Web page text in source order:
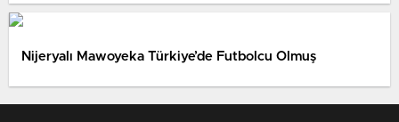
Nijeryalı Mawoyeka Türkiye’de Futbolcu Olmuş